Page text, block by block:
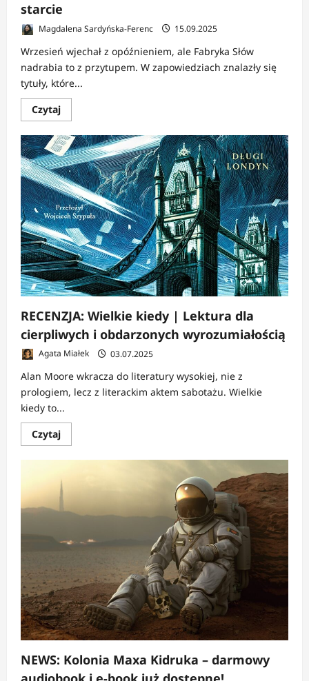
starcie
Magdalena Sardyńska-Ferenc 15.09.2025
Wrzesień wjechał z opóźnieniem, ale Fabryka Słów
nadrabia to z przytupem. W zapowiedziach znalazły się
tytuły, które...
CzytajDowiedz
się
o
NEWS:
Fabryka
Słów
odpala
wrzesień
–
Kuang,
Hendel,
Suri
i
Ziemkiewicz
na
starcie
RECENZJA: Wielkie kiedy | Lektura dla
cierpliwych i obdarzonych wyrozumiałością
Agata Miałek 03.07.2025
Alan Moore wkracza do literatury wysokiej, nie z
prologiem, lecz z literackim aktem sabotażu. Wielkie
kiedy to...
CzytajDowiedz
się
o
Wielkie
kiedy
|
Lektura
i
obdarzonych
NEWS: Kolonia Maxa Kidruka – darmowy